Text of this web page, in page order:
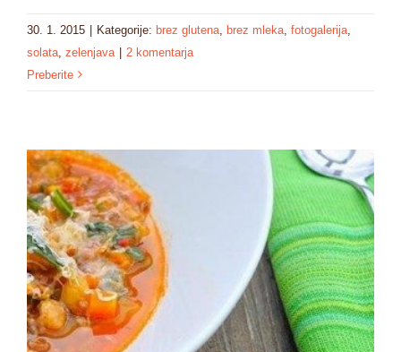
30. 1. 2015 | Kategorije: brez glutena brez mleka fotogalerija
solata zelenjava | 2 komentarja
Preberite